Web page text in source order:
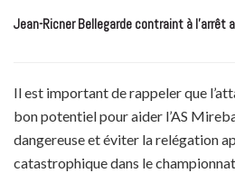
Jean-Ricner Bellegarde contraint à l’arrêt
Il est important de rappeler que
bon potentiel pour aider l’AS
dangereuse et éviter la relégation
catastrophique dans le